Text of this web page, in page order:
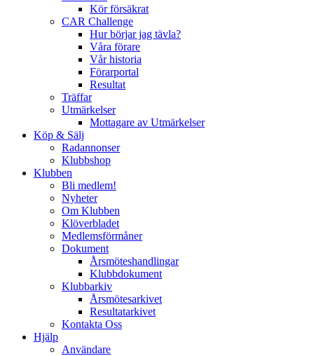
Kör försäkrat
CAR Challenge
Hur börjar jag tävla?
Våra förare
Vår historia
Förarportal
Resultat
Träffar
Utmärkelser
Mottagare av Utmärkelser
Köp & Sälj
Radannonser
Klubbshop
Klubben
Bli medlem!
Nyheter
Om Klubben
Klöverbladet
Medlemsförmåner
Dokument
Årsmöteshandlingar
Klubbdokument
Klubbarkiv
Årsmötesarkivet
Resultatarkivet
Kontakta Oss
Hjälp
Användare